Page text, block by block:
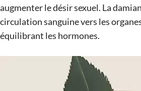
augmenter le désir sexuel. La
circulation sanguine vers les
équilibrant les hormones.